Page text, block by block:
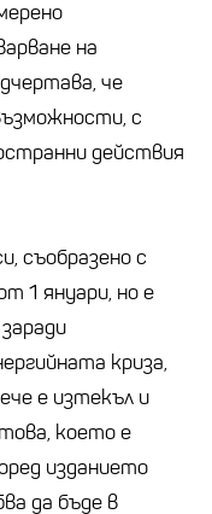
на
че
с
действия
съобразено с
1 януари, но е
криза,
е изтекъл и
което е
изданието
да бъде в